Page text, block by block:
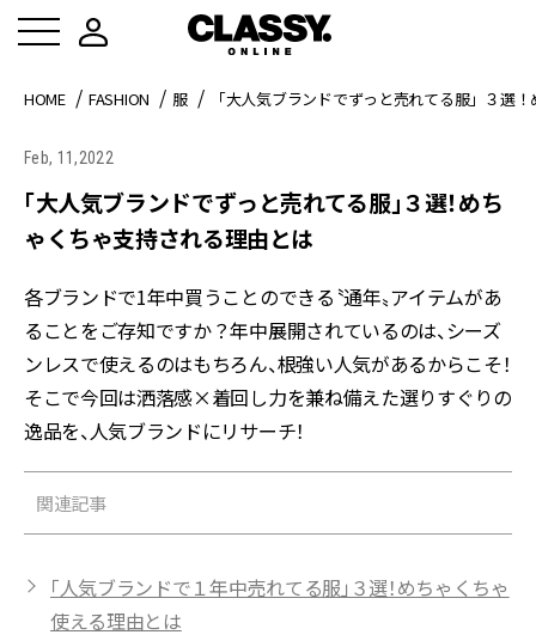
HOME FASHION 服 「大人気ブランドでずっと売れてる服」３選
Feb, 11,2022
「大人気ブランドでずっと売れてる服」３選！めち
ゃくちゃ支持される理由とは
各ブランドで1年中買うことのできる〝通年〟アイテムがあ
ることをご存知ですか？年中展開されているのは、シーズ
ンレスで使えるのはもちろん、根強い人気があるからこそ！
そこで今回は洒落感×着回し力を兼ね備えた選りすぐりの
逸品を、人気ブランドにリサーチ！
関連記事
「人気ブランドで１年中売れてる服」３選！めちゃくちゃ
使える理由とは